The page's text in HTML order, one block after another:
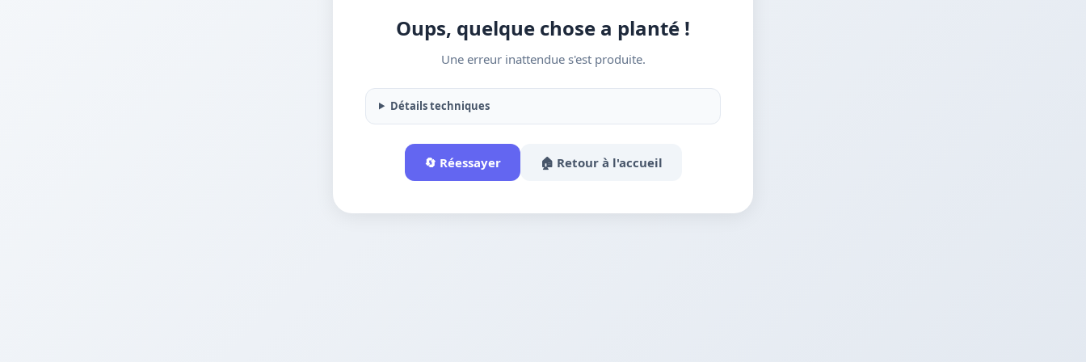
Oups, quelque chose a planté !
Une erreur inattendue s'est produite.
Détails techniques
🔄 Réessayer 🏠 Retour à l'accueil